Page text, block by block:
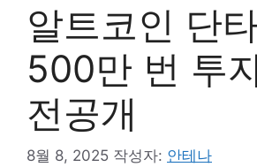
알트코인 단
500만 번 투
전공개
8월 8, 2025 작성자: 안테나